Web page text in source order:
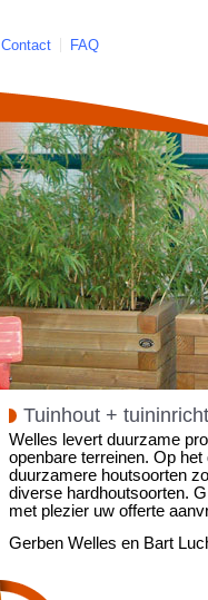
Contact FAQ
Tuinhout +
Welles levert duurzame
openbare terreinen. Op
duurzamere houtsoorten
diverse hardhoutsoorten.
met plezier uw offerte
Gerben Welles en Bart